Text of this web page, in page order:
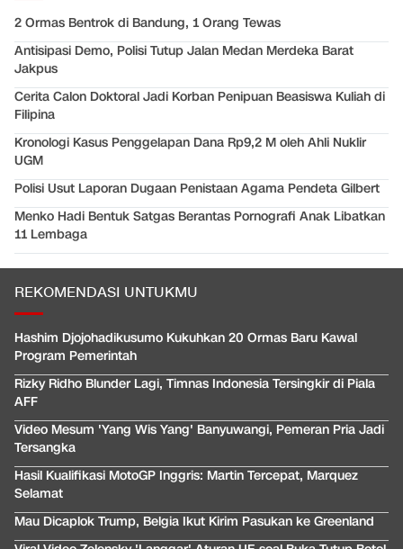
2 Ormas Bentrok di Bandung, 1 Orang Tewas
Antisipasi Demo, Polisi Tutup Jalan Medan Merdeka Barat
Jakpus
Cerita Calon Doktoral Jadi Korban Penipuan Beasiswa Kuliah di
Filipina
Kronologi Kasus Penggelapan Dana Rp9,2 M oleh Ahli Nuklir
UGM
Polisi Usut Laporan Dugaan Penistaan Agama Pendeta Gilbert
Menko Hadi Bentuk Satgas Berantas Pornografi Anak Libatkan
11 Lembaga
REKOMENDASI UNTUKMU
Hashim Djojohadikusumo Kukuhkan 20 Ormas Baru Kawal
Program Pemerintah
Rizky Ridho Blunder Lagi, Timnas Indonesia Tersingkir di Piala
AFF
Video Mesum 'Yang Wis Yang' Banyuwangi, Pemeran Pria Jadi
Tersangka
Hasil Kualifikasi MotoGP Inggris: Martin Tercepat, Marquez
Selamat
Mau Dicaplok Trump, Belgia Ikut Kirim Pasukan ke Greenland